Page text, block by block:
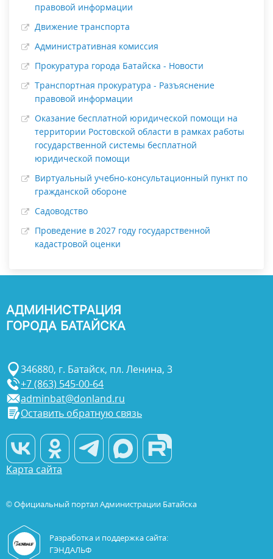
правовой информации
Движение транспорта
Административная комиссия
Прокуратура города Батайска - Новости
Транспортная прокуратура - Разъяснение
правовой информации
Оказание бесплатной юридической помощи на
территории Ростовской области в рамках работы
государственной системы бесплатной
юридической помощи
Виртуальный учебно-консультационный пункт по
гражданской обороне
Садоводство
Проведение в 2027 году государственной
кадастровой оценки
АДМИНИСТРАЦИЯ
ГОРОДА БАТАЙСКА
346880, г. Батайск, пл. Ленина, 3
+7 (863) 545-00-64
adminbat@donland.ru
Оставить обратную связь
Карта сайта
© Официальный портал Администрации Батайска
Разработка и поддержка сайта:
ГЭНДАЛЬФ